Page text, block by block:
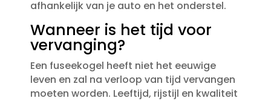
afhankelijk van je auto en het onderstel.​
Wanneer is het tijd voor
vervanging?
Een fuseekogel heeft niet het eeuwige
leven en zal na verloop van tijd vervangen
moeten worden.​ Leeftijd, rijstijl en kwaliteit